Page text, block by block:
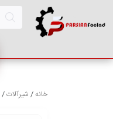
خانه/ شیرآلات/